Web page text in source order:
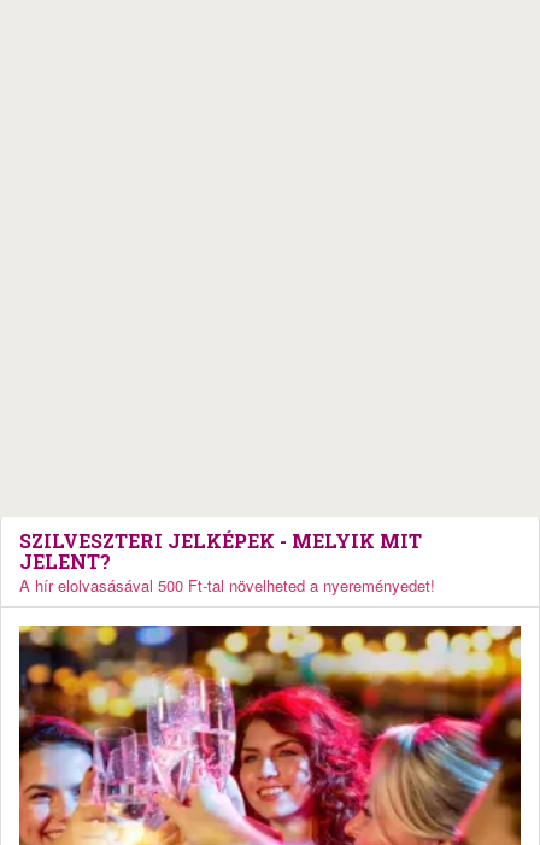
SZILVESZTERI JELKÉPEK - MELYIK MIT
JELENT?
A hír elolvasásával 500 Ft-tal növelheted a nyereményedet!